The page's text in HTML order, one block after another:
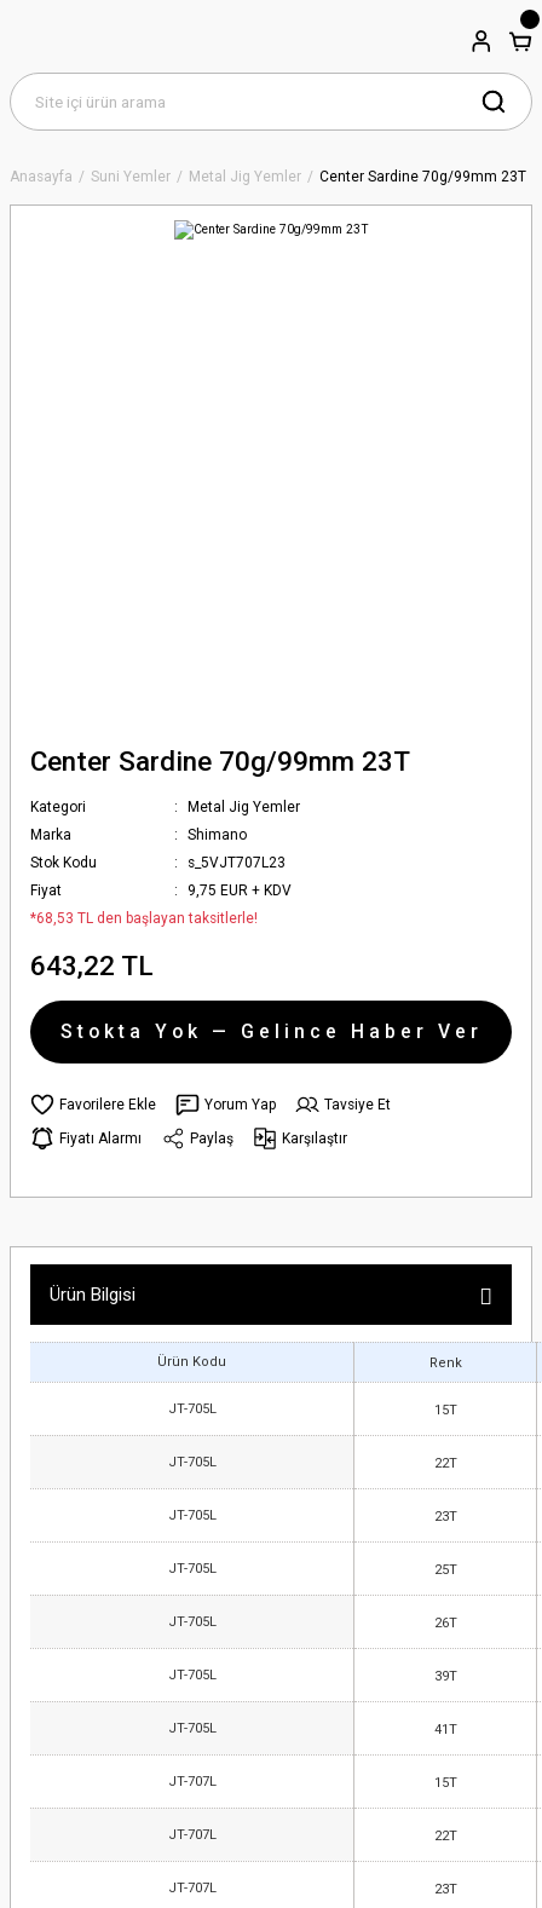
Anasayfa Suni Yemler Metal Jig Yemler Center Sardine 70g/99mm 23T
Center Sardine 70g/99mm 23T
Kategori
Metal Jig Yemler
Marka
Shimano
Stok Kodu
s_5VJT707L23
Fiyat
9,75 EUR + KDV
*68,53 TL den başlayan taksitlerle!
643,22 TL
Stokta Yok — Gelince Haber Ver
Yorum Yap
Tavsiye Et
Fiyatı Alarmı
Paylaş Karşılaştır
Ürün Bilgisi
Ürün Kodu Renk
JT-705L 15T
JT-705L 22T
JT-705L 23T
JT-705L 25T
JT-705L 26T
JT-705L 39T
JT-705L 41T
JT-707L 15T
JT-707L 22T
JT-707L 23T